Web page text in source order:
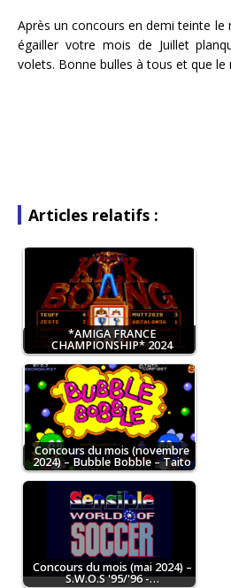
Après un concours en demi teinte le
égailler votre mois de Juillet
volets. Bonne bulles à tous et que le
Articles relatifs :
*AMIGA FRANCE
CHAMPIONSHIP* 2024
Concours du mois (novembre
2024) – Bubble Bobble – Taito
Concours du mois (mai 2024) –
S.W.O.S '95/'96 -…